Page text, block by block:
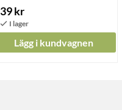
39 kr
Lägg i kundvagnen